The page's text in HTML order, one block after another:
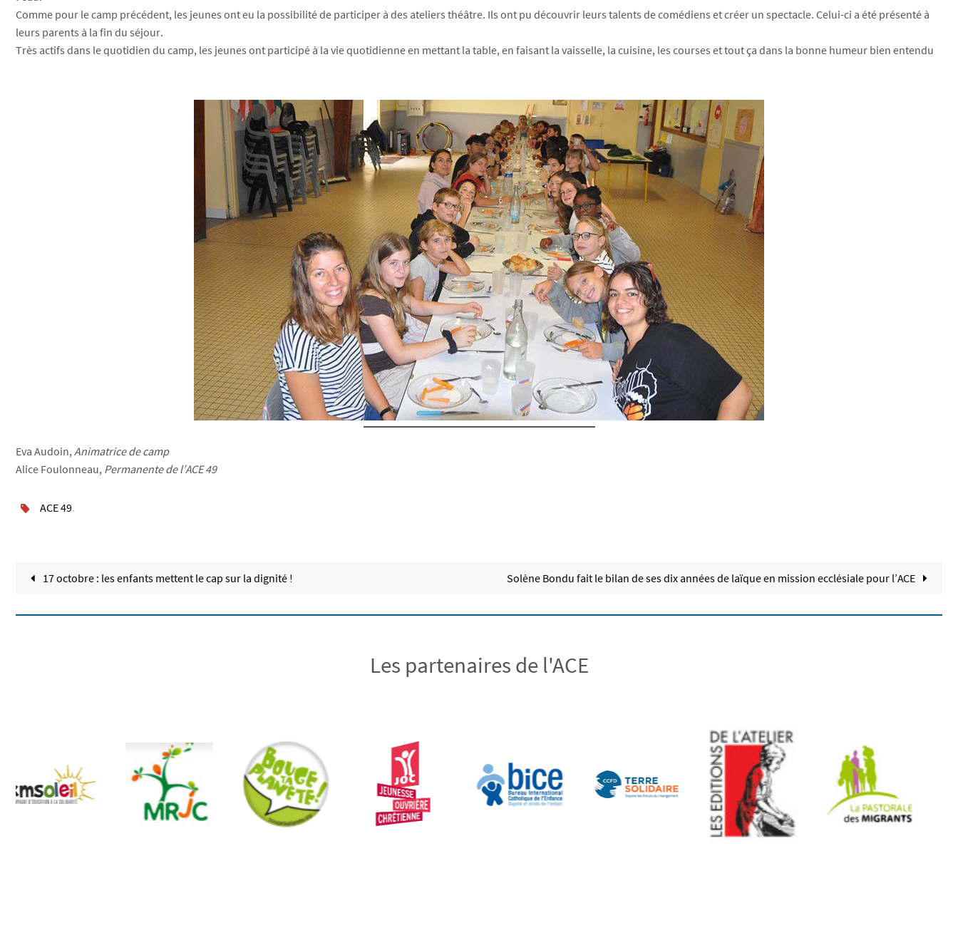
Comme pour le camp précédent, les jeunes ont eu la possibilité de participer à des ateliers théâtre. Ils ont pu découvrir leurs talents de comédiens et créer un spectacle. Celui-ci a été présenté à
leurs parents à la fin du séjour.
Très actifs dans le quotidien du camp, les jeunes ont participé à la vie quotidienne en mettant la table, en faisant la vaisselle, la cuisine, les courses et tout ça dans la bonne humeur bien entendu
Eva Audoin, Animatrice de camp
Alice Foulonneau, Permanente de l’ACE 49
ACE 49.
17 octobre : les enfants mettent le cap sur la dignité ! Solène Bondu fait le bilan de ses dix années de laïque en mission ecclésiale pour l’ACE
Les partenaires de l'ACE